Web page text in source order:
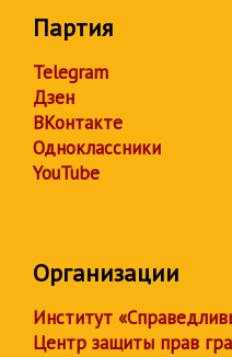
Партия
Telegram
Дзен
ВКонтакте
Одноклассники
YouTube
Организации
Институт
Центр защиты прав